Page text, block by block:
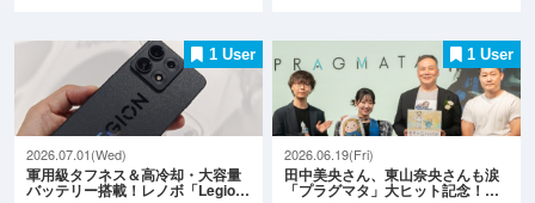
1 User
2026.07.01(Wed)
軍用級タフネス＆高冷却・大容量
バッテリー搭載！レノボ「Legio…
1 User
2026.06.19(Fri)
田中美央さん、東山奈央さんも涙
「プラグマタ」大ヒット記念！…